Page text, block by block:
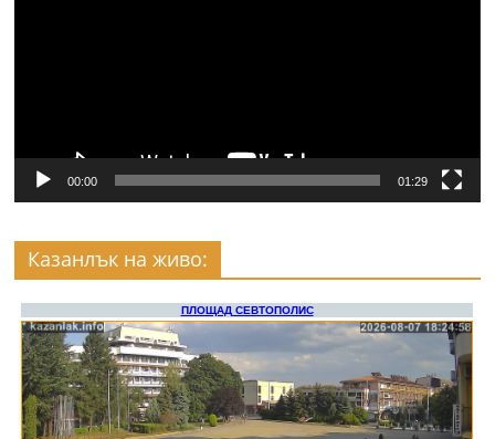
00:00 01:29
Казанлък на живо: